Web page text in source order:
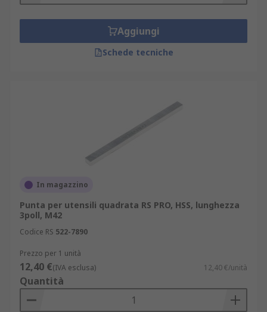
Aggiungi
Schede tecniche
In magazzino
Punta per utensili quadrata RS PRO, HSS, lunghezza
3poll, M42
Codice RS 522-7890
Prezzo per 1 unità
12,40 €(IVA esclusa) 12,40 €/unità
Quantità